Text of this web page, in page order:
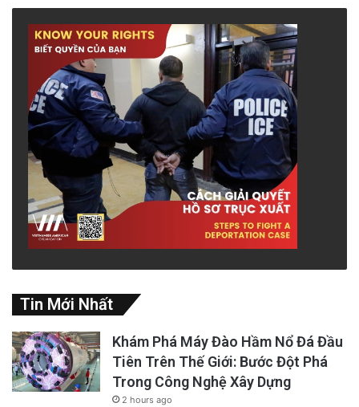
Tin Mới Nhất
Khám Phá Máy Đào Hầm Nổ Đá Đầu
Tiên Trên Thế Giới: Bước Đột Phá
Trong Công Nghệ Xây Dựng
2 hours ago